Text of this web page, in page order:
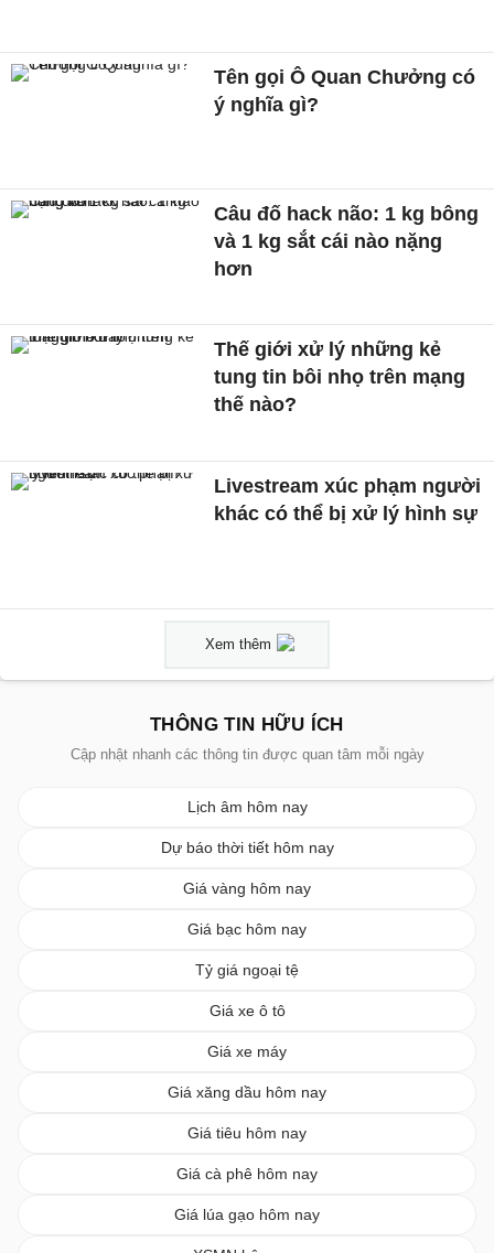
Tên gọi Ô Quan Chưởng có
ý nghĩa gì?
Câu đố hack não: 1 kg bông
và 1 kg sắt cái nào nặng
hơn
Thế giới xử lý những kẻ
tung tin bôi nhọ trên mạng
thế nào?
Livestream xúc phạm người
khác có thể bị xử lý hình sự
Xem thêm
THÔNG TIN HỮU ÍCH
Cập nhật nhanh các thông tin được quan tâm mỗi ngày
Lịch âm hôm nay
Dự báo thời tiết hôm nay
Giá vàng hôm nay
Giá bạc hôm nay
Tỷ giá ngoại tệ
Giá xe ô tô
Giá xe máy
Giá xăng dầu hôm nay
Giá tiêu hôm nay
Giá cà phê hôm nay
Giá lúa gạo hôm nay